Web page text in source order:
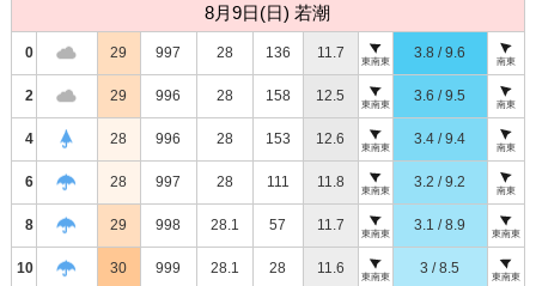
8月9日(日) 若潮
0 29 997 28 136 11.7
東南東
3.8 / 9.6
南東
2 29 996 28 158 12.5
東南東
3.6 / 9.5
南東
4 28 996 28 153 12.6
東南東
3.4 / 9.4
南東
6 28 997 28 111 11.8
東南東
3.2 / 9.2
南東
8 29 998 28.1 57 11.7
東南東
3.1 / 8.9
東南東
10 30 999 28.1 28 11.6
東南東
3 / 8.5
東南東